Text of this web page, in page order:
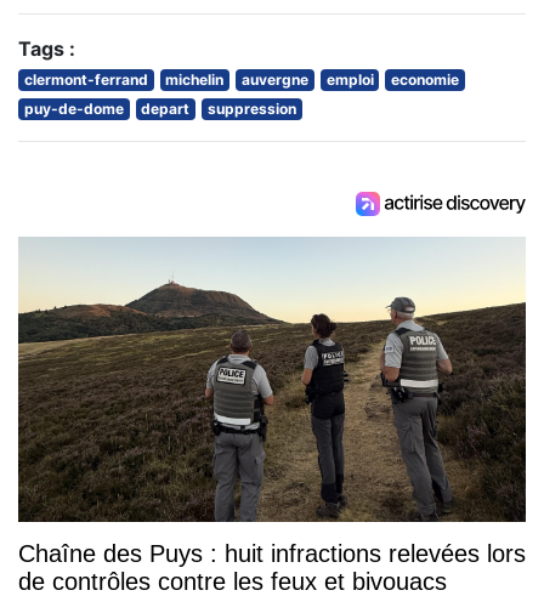
Tags :
clermont-ferrand michelin auvergne emploi
economie
puy-de-dome
depart suppression
Chaîne des Puys : huit infractions relevées lors
de contrôles contre les feux et bivouacs